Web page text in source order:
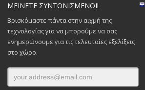
ΜΕΙΝΕΤΕ ΣΥΝΤΟΝΙΣΜΕΝΟΙ!
Βρισκόμαστε πάντα στην αιχμή της
τεχνολογίας για να μπορούμε να σας
ενημερώνουμε για τις τελευταίες εξελίξεις
στο χώρο.